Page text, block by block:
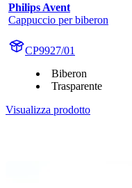
Philips Avent
Cappuccio per biberon
CP9927/01
Biberon
Trasparente
Visualizza prodotto